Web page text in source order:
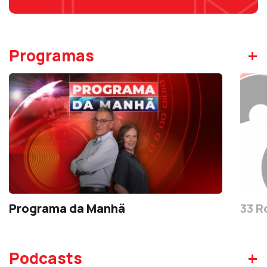
Programas +
Programa da Manhã 33
Podcasts +